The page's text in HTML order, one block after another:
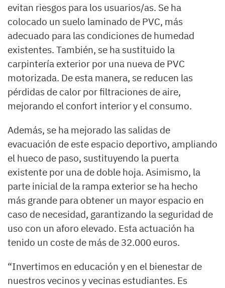
evitan riesgos para los usuarios/as. Se ha
colocado un suelo laminado de PVC, más
adecuado para las condiciones de humedad
existentes. También, se ha sustituido la
carpintería exterior por una nueva de PVC
motorizada. De esta manera, se reducen las
pérdidas de calor por filtraciones de aire,
mejorando el confort interior y el consumo.
Además, se ha mejorado las salidas de
evacuación de este espacio deportivo, ampliando
el hueco de paso, sustituyendo la puerta
existente por una de doble hoja. Asimismo, la
parte inicial de la rampa exterior se ha hecho
más grande para obtener un mayor espacio en
caso de necesidad, garantizando la seguridad de
uso con un aforo elevado. Esta actuación ha
tenido un coste de más de 32.000 euros.
“Invertimos en educación y en el bienestar de
nuestros vecinos y vecinas estudiantes. Es